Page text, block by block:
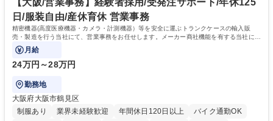
【大阪/営業事務】経験者採用/受発注サポート/年休125
日/服装自由/産休育休 営業事務
精密機器(高度医療機器・カメラ・計測機器）等を安全に運ぶトランクケースの輸入販
売・製造を行う当社にて、営業事務をお任せします。メーカー商社機能を有する当社に
て、ご経験を活かしていただきます。
月給
24万円～28万円
勤務地
大阪府大阪市鶴見区
制服あり
業界未経験歓迎 年間休日120日以上
バイク通勤OK